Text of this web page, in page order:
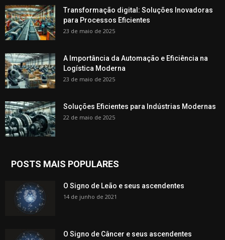
Transformação digital: Soluções Inovadoras
para Processos Eficientes
23 de maio de 2025
A Importância da Automação e Eficiência na
Logística Moderna
23 de maio de 2025
Soluções Eficientes para Indústrias Modernas
22 de maio de 2025
POSTS MAIS POPULARES
O Signo de Leão e seus ascendentes
14 de junho de 2021
O Signo de Câncer e seus ascendentes